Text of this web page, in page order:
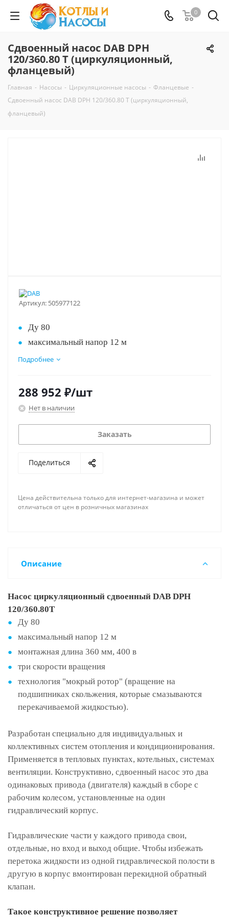
0
Сдвоенный насос DAB DPH
120/360.80 T (циркуляционный,
фланцевый)
Главная - Насосы - Циркуляционные насосы - Фланцевые -
Сдвоенный насос DAB DPH 120/360.80 T (циркуляционный,
фланцевый)
Артикул: 505977122
Ду 80
максимальный напор 12 м
монтажная длина 360 мм, 400 в
технология "мокрый ротор" (вращение на
подшипниках скольжения, которые
смазываются перекачиваемой жидкостью).
Подробнее
288 952 ₽/шт
Нет в наличии
Заказать
Поделиться
Цена действительна только для интернет-магазина и может
отличаться от цен в розничных магазинах
Описание
Насос циркуляционный сдвоенный DAB DPH
120/360.80T
Ду 80
максимальный напор 12 м
монтажная длина 360 мм, 400 в
три скорости вращения
технология "мокрый ротор" (вращение на
подшипниках скольжения, которые смазываются
перекачиваемой жидкостью).
Разработан специально для индивидуальных и
коллективных систем отопления и кондиционирования.
Применяется в тепловых пунктах, котельных, системах
вентиляции. Конструктивно, сдвоенный насос это два
одинаковых привода (двигателя) каждый в сборе с
рабочим колесом, установленные на один
гидравлический корпус.
Гидравлические части у каждого привода свои,
отдельные, но вход и выход общие. Чтобы избежать
перетока жидкости из одной гидравлической полости в
другую в корпус вмонтирован перекидной обратный
клапан.
Такое конструктивное решение позволяет